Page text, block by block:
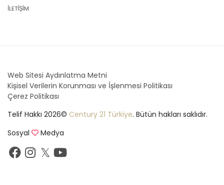
İLETİŞİM
Web Sitesi Aydınlatma Metni
Kişisel Verilerin Korunması ve İşlenmesi Politikası
Çerez Politikası
Telif Hakkı 2026© Century 21 Türkiye. Bütün hakları saklıdır.
Sosyal
Medya